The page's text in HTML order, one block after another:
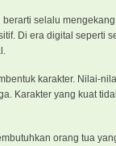
selalu
Di era digital seperti
karakter. Nilai-
Karakter yang kuat
orang tua